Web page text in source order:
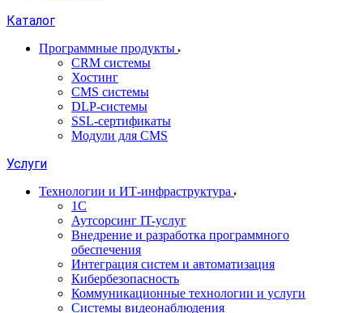
Каталог
Программные продукты
CRM системы
Хостинг
CMS системы
DLP‑системы
SSL-сертификаты
Модули для CMS
Услуги
Технологии и ИТ-инфраструктура
1С
Аутсорсинг IT-услуг
Внедрение и разработка программного
обеспечения
Интеграция систем и автоматизация
Кибербезопасность
Коммуникационные технологии и услуги
Системы видеонаблюдения